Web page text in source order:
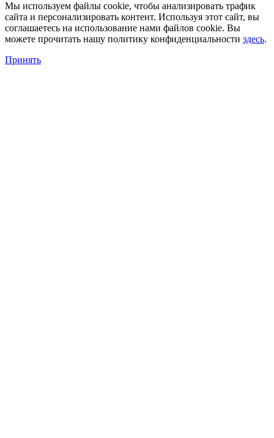
Мы используем файлы cookie, чтобы анализировать трафик
сайта и персонализировать контент. Используя этот сайт, вы
соглашаетесь на использование нами файлов cookie. Вы
можете прочитать нашу политику конфиденциальности здесь.
Принять